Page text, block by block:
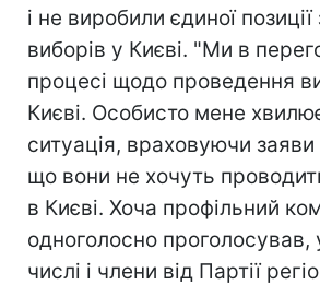
і не виробили єдиної
виборів у Києві. "Ми в
процесі щодо проведення
Києві. Особисто мене
ситуація, враховуючи заяви
що вони не хочуть
в Києві. Хоча профільний
одноголосно проголосував,
числі і члени від Партії